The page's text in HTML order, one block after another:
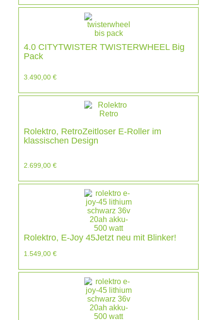
4.0 CITYTWISTER TWISTERWHEEL Big
Pack
3.490,00 €
Rolektro, RetroZeitloser E-Roller im
klassischen Design
2.699,00 €
Rolektro, E-Joy 45Jetzt neu mit Blinker!
1.549,00 €